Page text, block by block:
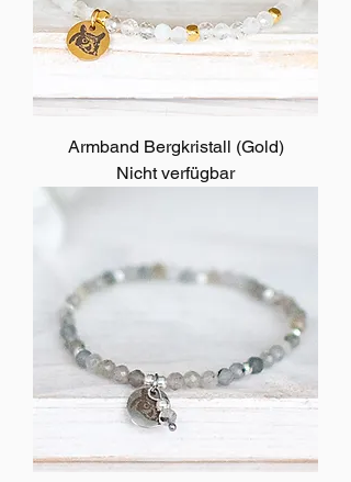
Armband Bergkristall (Gold)
Nicht verfügbar